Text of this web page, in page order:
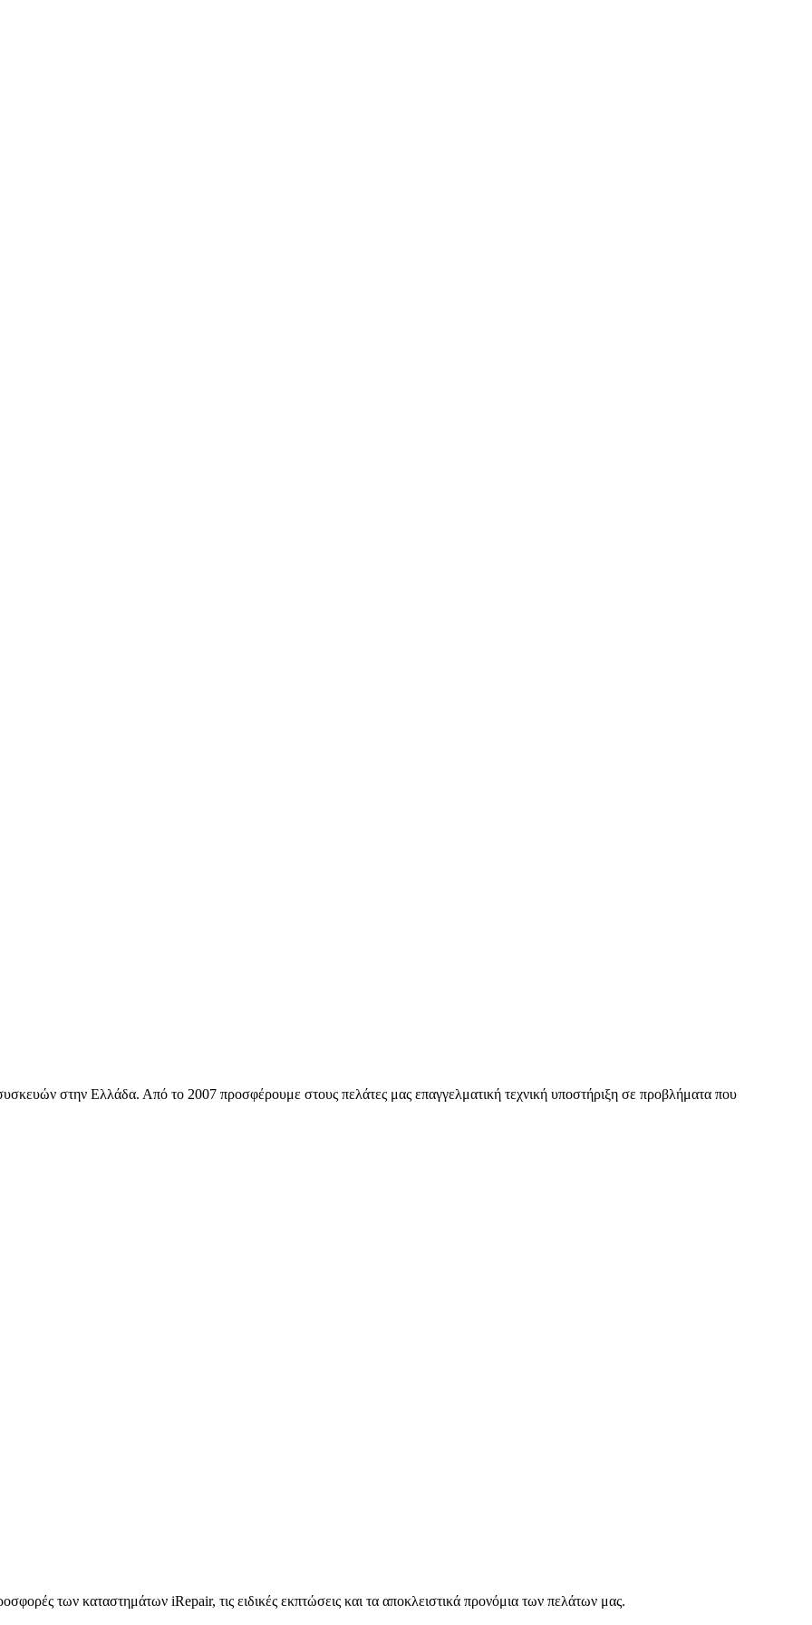
στην Ελλάδα. Από το 2007 προσφέρουμε στους πελάτες μας επαγγελματική τεχνική υποστήριξη σε προβλήματα που
των καταστημάτων iRepair, τις ειδικές εκπτώσεις και τα αποκλειστικά προνόμια των πελάτων μας.